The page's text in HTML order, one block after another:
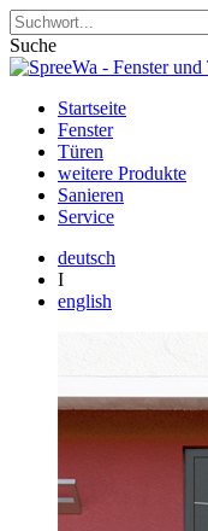
Suche
Startseite
Fenster
Türen
weitere Produkte
Sanieren
Service
deutsch
I
english